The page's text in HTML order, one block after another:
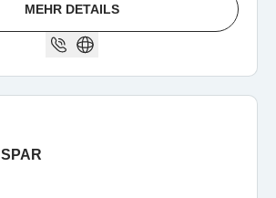
MEHR DETAILS
SPAR